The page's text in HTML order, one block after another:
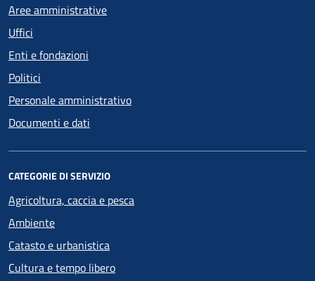
Aree amministrative
Uffici
Enti e fondazioni
Politici
Personale amministrativo
Documenti e dati
CATEGORIE DI SERVIZIO
Agricoltura, caccia e pesca
Ambiente
Catasto e urbanistica
Cultura e tempo libero